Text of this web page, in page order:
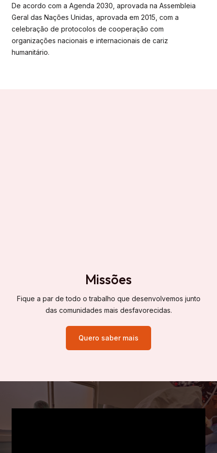
De acordo com a Agenda 2030, aprovada na Assembleia
Geral das Nações Unidas, aprovada em 2015, com a
celebração de protocolos de cooperação com
organizações nacionais e internacionais de cariz
humanitário.
Missões
Fique a par de todo o trabalho que desenvolvemos junto
das comunidades mais desfavorecidas.
Quero saber mais